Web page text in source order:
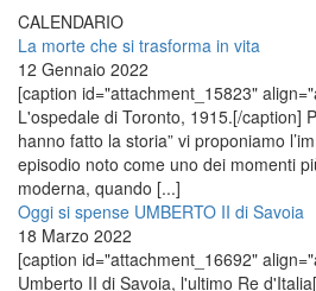
CALENDARIO
La morte che si trasforma in vita
12 Gennaio 2022
[caption id="attachment_15823"
L'ospedale di Toronto, 1915.[/caption]
hanno fatto la storia” vi proponiamo
episodio noto come uno dei momenti
moderna, quando [...]
Oggi si spense UMBERTO II di Savoia
18 Marzo 2022
[caption id="attachment_16692"
Umberto II di Savoia, l'ultimo Re